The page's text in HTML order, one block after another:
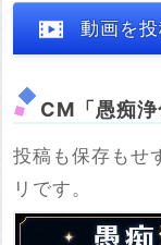
動画を
※YouTubeの
CM「愚痴浄
投稿も保存もせ
リです。